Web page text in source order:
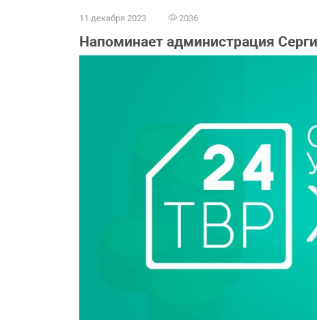
11 декабря 2023 2036
Напоминает администрация